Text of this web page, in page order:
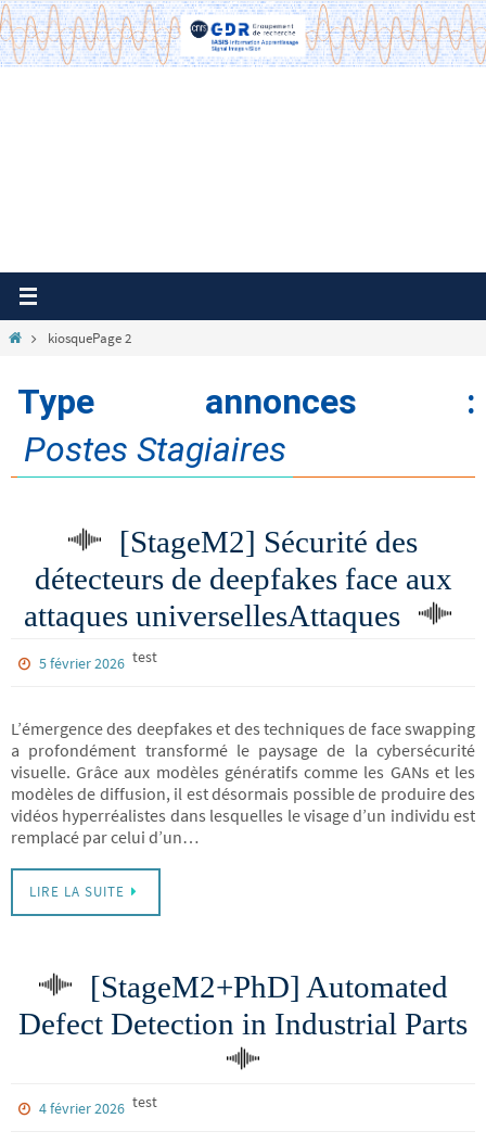
Passer
vers
le
HomekiosquePage 2
Type annonces :
Postes Stagiaires
[StageM2] Sécurité des
détecteurs de deepfakes face aux
attaques universellesAttaques
test
5 février 2026
L’émergence des deepfakes et des techniques de face swapping
a profondément transformé le paysage de la cybersécurité
visuelle. Grâce aux modèles génératifs comme les GANs et les
modèles de diffusion, il est désormais possible de produire des
vidéos hyperréalistes dans lesquelles le visage d’un individu est
remplacé par celui d’un…
LIRE LA SUITE
[StageM2+PhD] Automated
Defect Detection in Industrial Parts
test
4 février 2026